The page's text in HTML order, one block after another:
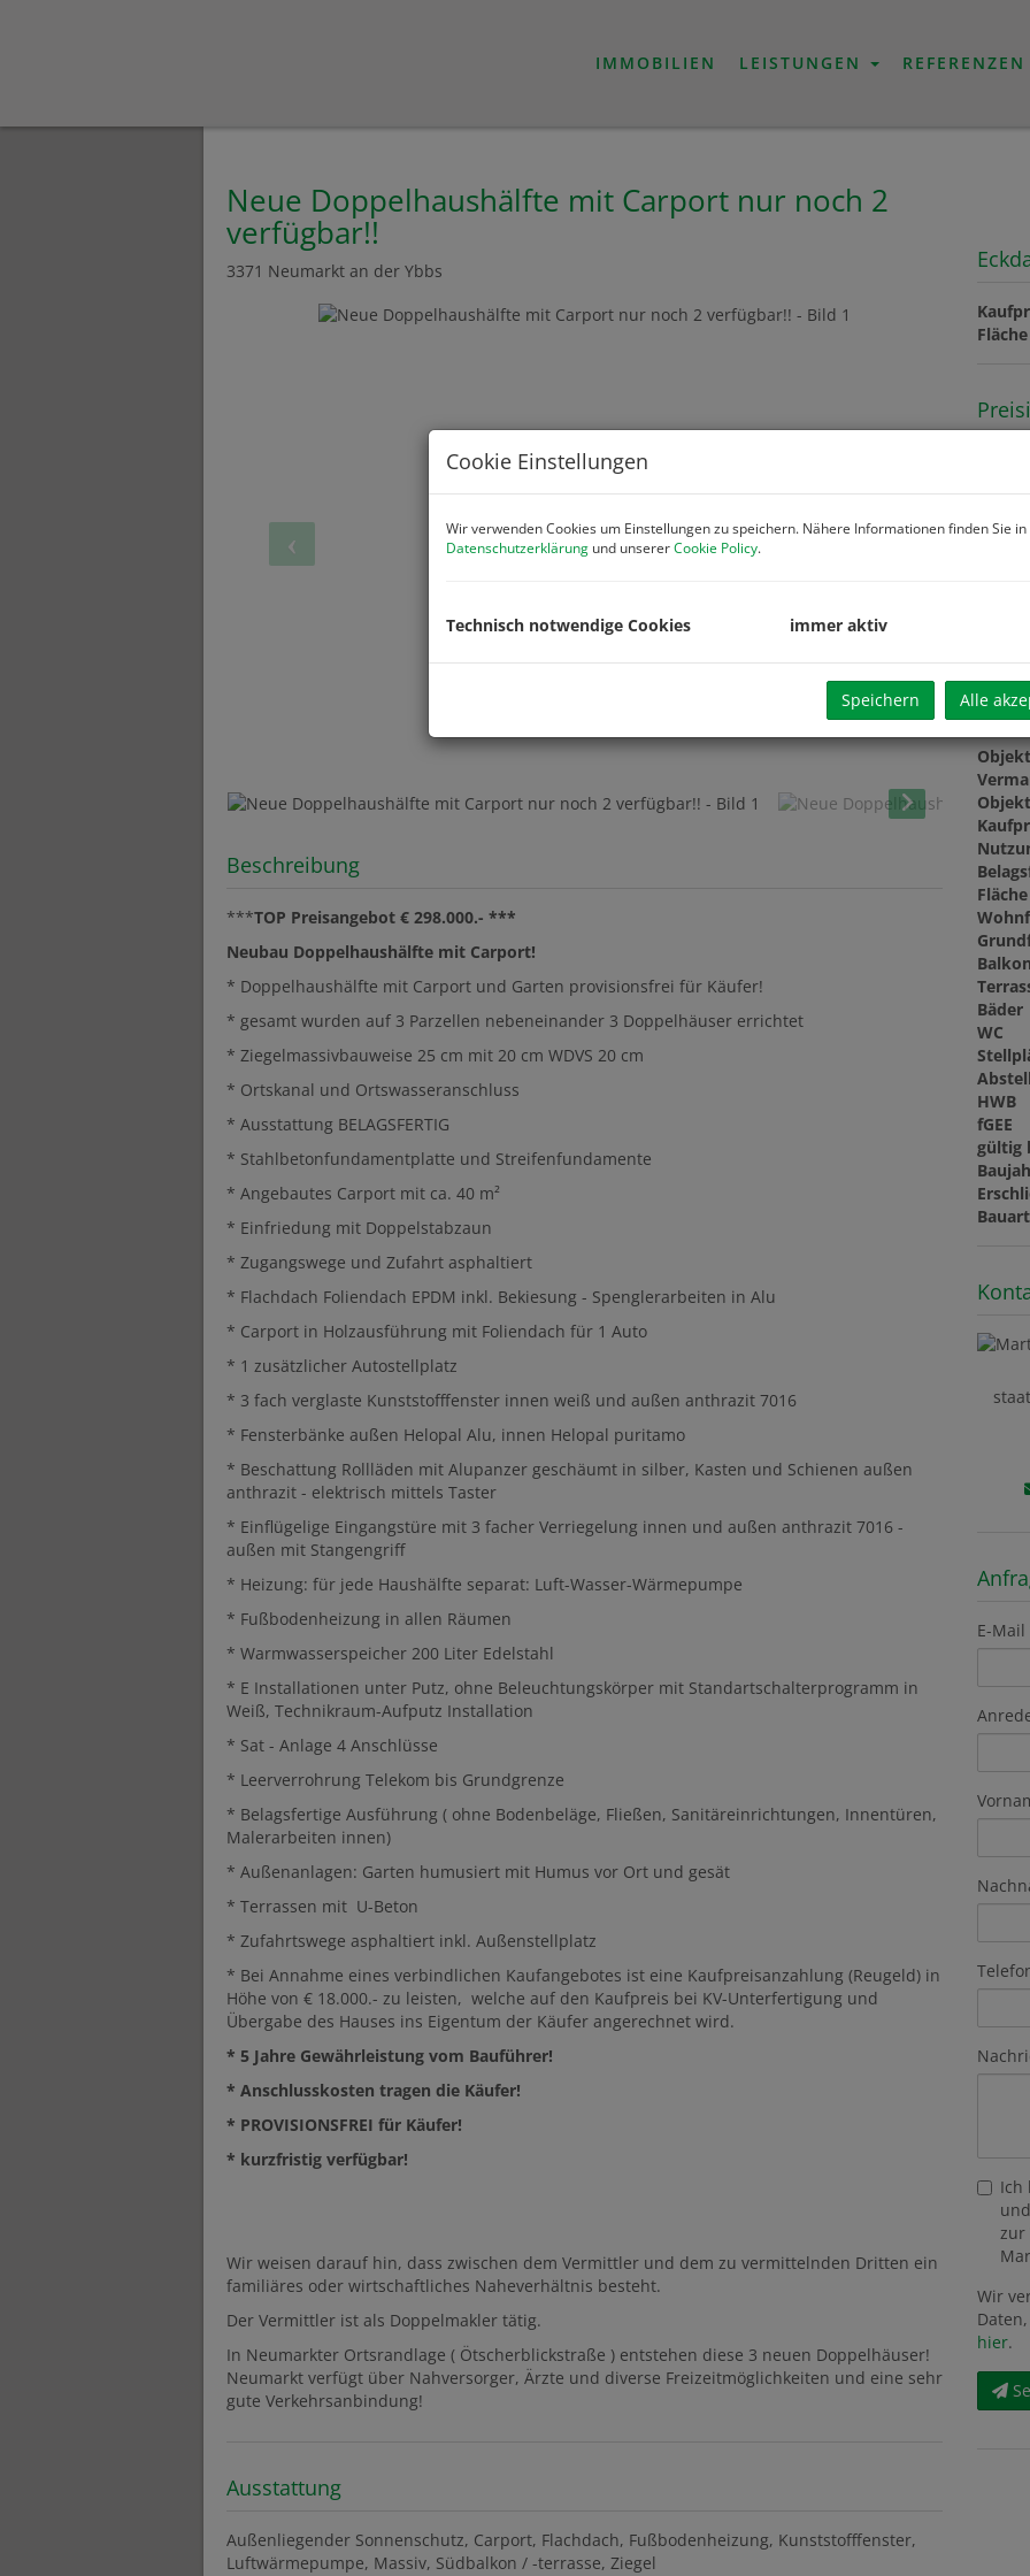
IMMOBILIEN LEISTUNGEN REFERENZEN
Neue Doppelhaushälfte mit Carport nur noch 2
verfügbar!!
3371 Neumarkt an der Ybbs
Beschreibung
***TOP Preisangebot € 298.000.- ***
Neubau Doppelhaushälfte mit Carport!
* Doppelhaushälfte mit Carport und Garten provisionsfrei für Käufer!
* gesamt wurden auf 3 Parzellen nebeneinander 3 Doppelhäuser errichtet
* Ziegelmassivbauweise 25 cm mit 20 cm WDVS 20 cm
* Ortskanal und Ortswasseranschluss
* Ausstattung BELAGSFERTIG
* Stahlbetonfundamentplatte und Streifenfundamente
* Angebautes Carport mit ca. 40 m²
* Einfriedung mit Doppelstabzaun
* Zugangswege und Zufahrt asphaltiert
* Flachdach Foliendach EPDM inkl. Bekiesung - Spenglerarbeiten in Alu
* Carport in Holzausführung mit Foliendach für 1 Auto
* 1 zusätzlicher Autostellplatz
* 3 fach verglaste Kunststofffenster innen weiß und außen anthrazit 7016
* Fensterbänke außen Helopal Alu, innen Helopal puritamo
* Beschattung Rollläden mit Alupanzer geschäumt in silber, Kasten und Schienen außen
anthrazit - elektrisch mittels Taster
* Einflügelige Eingangstüre mit 3 facher Verriegelung innen und außen anthrazit 7016 -
außen mit Stangengriff
* Heizung: für jede Haushälfte separat: Luft-Wasser-Wärmepumpe
* Fußbodenheizung in allen Räumen
* Warmwasserspeicher 200 Liter Edelstahl
* E Installationen unter Putz, ohne Beleuchtungskörper mit Standartschalterprogramm in
Weiß, Technikraum-Aufputz Installation
* Sat - Anlage 4 Anschlüsse
* Leerverrohrung Telekom bis Grundgrenze
* Belagsfertige Ausführung ( ohne Bodenbeläge, Fließen, Sanitäreinrichtungen, Innentüren,
Malerarbeiten innen)
* Außenanlagen: Garten humusiert mit Humus vor Ort und gesät
* Terrassen mit U-Beton
* Zufahrtswege asphaltiert inkl. Außenstellplatz
* Bei Annahme eines verbindlichen Kaufangebotes ist eine Kaufpreisanzahlung (Reugeld) in
Höhe von € 18.000.- zu leisten, welche auf den Kaufpreis bei KV-Unterfertigung und
Übergabe des Hauses ins Eigentum der Käufer angerechnet wird.
* 5 Jahre Gewährleistung vom Bauführer!
* Anschlusskosten tragen die Käufer!
* PROVISIONSFREI für Käufer!
* kurzfristig verfügbar!
Wir weisen darauf hin, dass zwischen dem Vermittler und dem zu vermittelnden Dritten ein
familiäres oder wirtschaftliches Naheverhältnis besteht.
Der Vermittler ist als Doppelmakler tätig.
In Neumarkter Ortsrandlage ( Ötscherblickstraße ) entstehen diese 3 neuen Doppelhäuser!
Neumarkt verfügt über Nahversorger, Ärzte und diverse Freizeitmöglichkeiten und eine sehr
gute Verkehrsanbindung!
Ausstattung
Außenliegender Sonnenschutz Carport Flachdach Fußbodenheizung Kunststofffenster
Luftwärmepumpe Massiv Südbalkon / -terrasse Ziegel
Fläche
Fläche
Bäder
WC
HWB
fGEE
gültig
Bauart
E-Mail
Ich
zur
Wir
hier.
Cookie Einstellungen
Wir verwenden Cookies um Einstellungen zu speichern. Nähere Informationen finden Sie
Datenschutzerklärung und unsererCookie Policy.
Technisch notwendige Cookies immer aktiv
Speichern Alle